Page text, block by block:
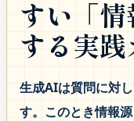
すい「
する実
生成AIは質問に対
す。このとき情報